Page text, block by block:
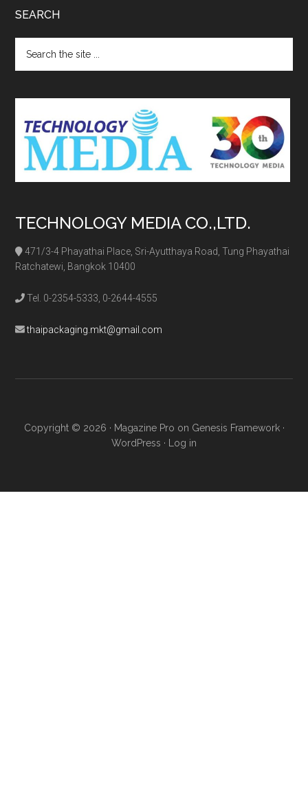
SEARCH
the
site
TECHNOLOGY MEDIA CO.,LTD.
471/3-4 Phayathai Place, Sri-Ayutthaya Road, Tung Phayathai
Ratchatewi, Bangkok 10400
Tel. 0-2354-5333, 0-2644-4555
thaipackaging.mkt@gmail.com
Copyright © 2026 · Magazine Pro on Genesis Framework·
WordPress · Log in